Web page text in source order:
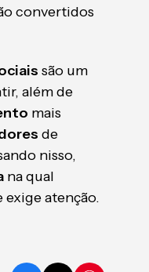
convertidos
são um
além de
mais
de
nisso,
na qual
exige atenção.